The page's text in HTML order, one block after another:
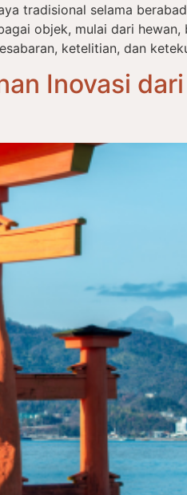
tradisional selama
objek, mulai dari hewan,
ketelitian, dan
Inovasi